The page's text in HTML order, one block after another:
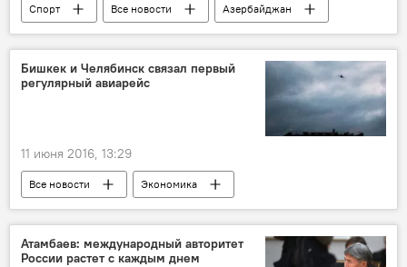
Спорт Все новости
Азербайджан
переговоры
СНГ
Бишкек и Челябинск связал первый
регулярный авиарейс
11 июня 2016, 13:29
Все новости
Экономика
Кыргызстан
Туризм
Россия
Транспорт
Атамбаев: международный авторитет
России растет с каждым днем